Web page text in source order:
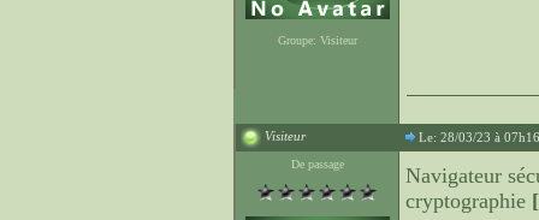
Groupe: Visiteur
Visiteur Le: 28/03/23 à 07h16
De passage
Navigateur
cryptographie